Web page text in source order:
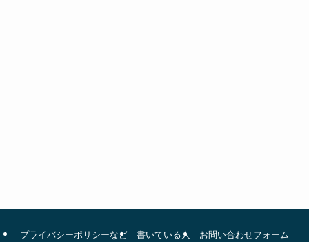
プライバシーポリシーなど 書いている人 お問い合わせフォーム